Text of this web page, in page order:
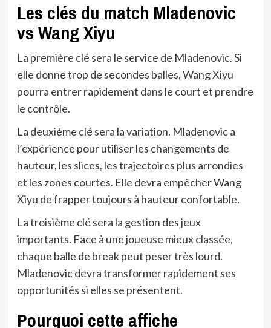
Les clés du match Mladenovic
vs Wang Xiyu
La première clé sera le service de Mladenovic. Si
elle donne trop de secondes balles, Wang Xiyu
pourra entrer rapidement dans le court et prendre
le contrôle.
La deuxième clé sera la variation. Mladenovic a
l’expérience pour utiliser les changements de
hauteur, les slices, les trajectoires plus arrondies
et les zones courtes. Elle devra empêcher Wang
Xiyu de frapper toujours à hauteur confortable.
La troisième clé sera la gestion des jeux
importants. Face à une joueuse mieux classée,
chaque balle de break peut peser très lourd.
Mladenovic devra transformer rapidement ses
opportunités si elles se présentent.
Pourquoi cette affiche